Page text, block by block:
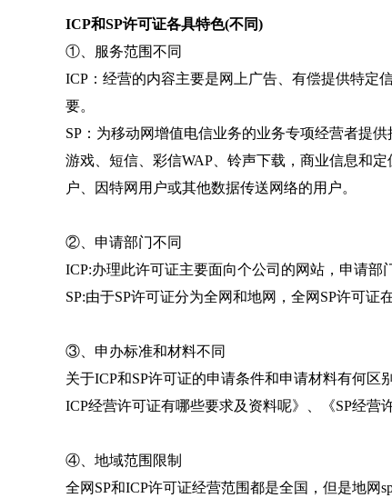
ICP和SP许可证各具特色(不同)
①、服务范围不同
ICP：经营的内容主要是网上广告、有偿提供特定
要。
SP：为移动网增值电信业务的业务专项经营者提
游戏、短信、彩信WAP、铃声下载，商业信息和
户、因特网用户或其他数据传送网络的用户。
②、申请部门不同
ICP:办理此许可证主要面向个公司的网站，申请部
SP:由于SP许可证分为全网和地网，全网SP许可证
③、申办标准和材料不同
关于ICP和SP许可证的申请条件和申请材料有何
ICP经营许可证有哪些要求及资料呢》、《SP经营
④、地域范围限制
全网SP和ICP许可证经营范围都是全国，但是地网